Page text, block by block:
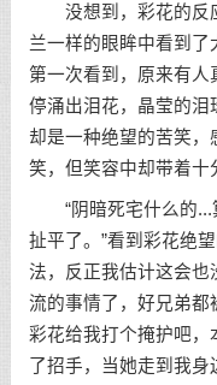
没想到，彩花的反
兰一样的眼眸中看到
第一次看到，原来有人
停涌出泪花，晶莹的泪
却是一种绝望的苦笑，
笑，但笑容中却带着十
“阴暗死宅什么的...
扯平了。”看到彩花绝
法，反正我估计这会也
流的事情了，好兄弟都
彩花给我打个掩护吧，
了招手，当她走到我